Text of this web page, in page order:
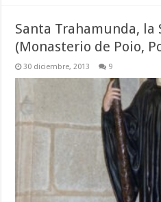
Santa Trahamunda, la
(Monasterio de Poio,
30 diciembre, 2013 9